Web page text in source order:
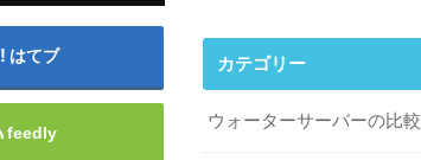
はてブ
feedly
カテゴリー
ウォーターサーバーの比較